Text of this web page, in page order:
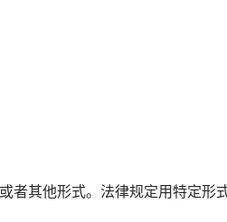
其他形式。法律规定用特定形